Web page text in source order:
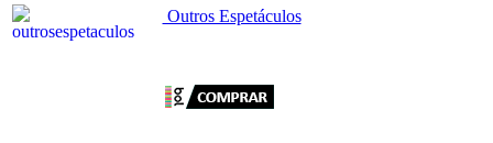
Outros Espetáculos